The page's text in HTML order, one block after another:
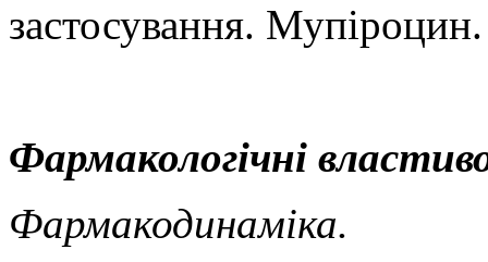
застосування.
Фармакологічні
Фармакодинаміка.